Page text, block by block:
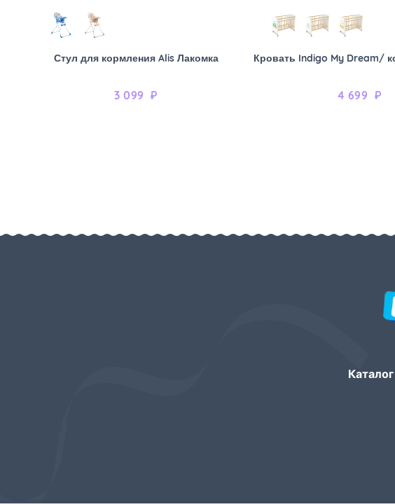
Стул для кормления Alis Лакомка
3 099 ₽
Кровать Indigo My Dream/
4 699 ₽
Каталог